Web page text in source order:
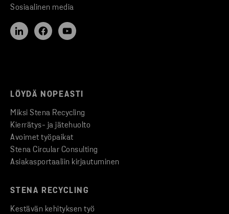
Sosiaalinen media
LÖYDÄ NOPEASTI
Miksi Stena Recycling
Kierrätys- ja jätehuolto
Avoimet työpaikat
Stena Circular Consulting
Asiakasportaaliin kirjautuminen
STENA RECYCLING
Kestävän kehityksen työ